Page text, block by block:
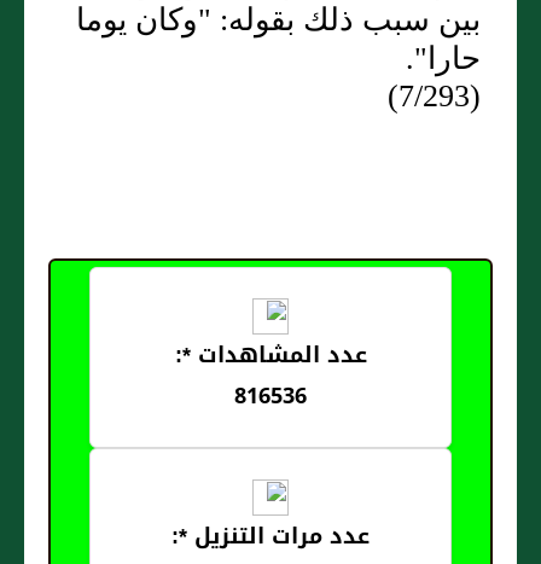
بين سبب ذلك بقوله: "وكان يوما
حارا".
(7/293)
عدد المشاهدات *:
816536
عدد مرات التنزيل *: